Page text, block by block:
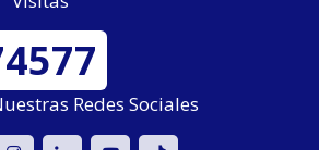
Redes Sociales